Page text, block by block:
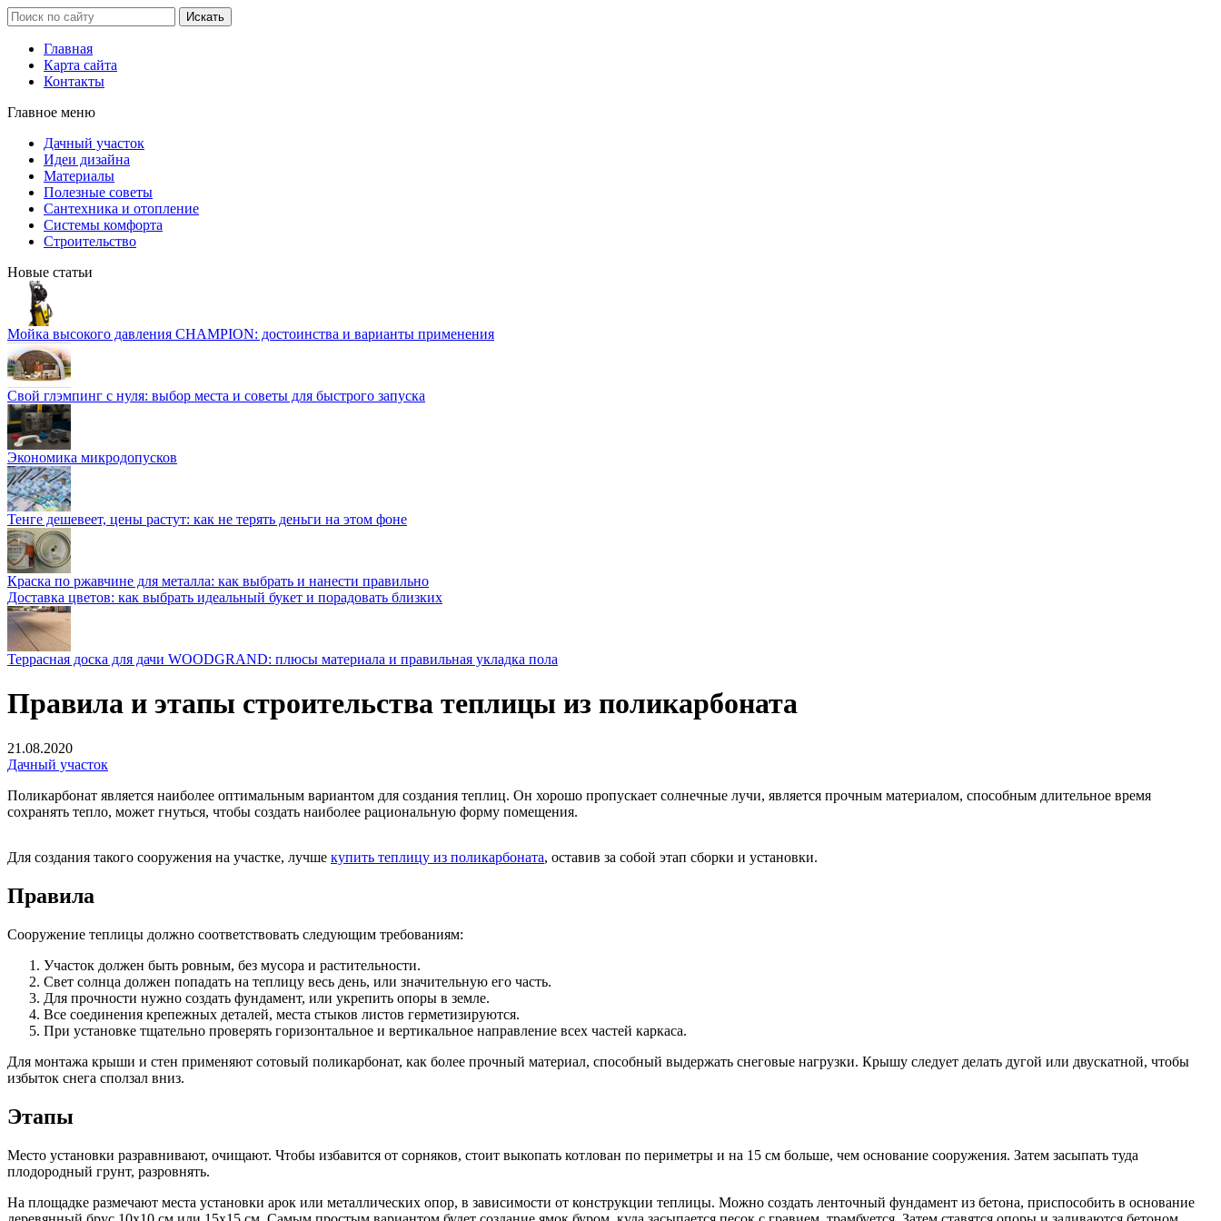
Главная
Карта сайта
Контакты
Главное меню
Дачный участок
Идеи дизайна
Материалы
Полезные советы
Сантехника и отопление
Системы комфорта
Строительство
Новые статьи
Мойка высокого давления CHAMPION: достоинства и варианты применения
Свой глэмпинг с нуля: выбор места и советы для быстрого запуска
Экономика микродопусков
Тенге дешевеет, цены растут: как не терять деньги на этом фоне
Краска по ржавчине для металла: как выбрать и нанести правильно
Доставка цветов: как выбрать идеальный букет и порадовать близких
Террасная доска для дачи WOODGRAND: плюсы материала и правильная укладка пола
Правила и этапы строительства теплицы из поликарбоната
21.08.2020
Дачный участок
Поликарбонат является наиболее оптимальным вариантом для создания теплиц. Он хорошо пропускает солнечные лучи, является прочным материалом, способным длительное время
сохранять тепло, может гнуться, чтобы создать наиболее рациональную форму помещения.
Для создания такого сооружения на участке, лучше купить теплицу из поликарбоната, оставив за собой этап сборки и установки.
Правила
Сооружение теплицы должно соответствовать следующим требованиям:
Участок должен быть ровным, без мусора и растительности.
Свет солнца должен попадать на теплицу весь день, или значительную его часть.
Для прочности нужно создать фундамент, или укрепить опоры в земле.
Все соединения крепежных деталей, места стыков листов герметизируются.
При установке тщательно проверять горизонтальное и вертикальное направление всех частей каркаса.
Для монтажа крыши и стен применяют сотовый поликарбонат, как более прочный материал, способный выдержать снеговые нагрузки. Крышу следует делать дугой или двускатной, чтобы
избыток снега сползал вниз.
Этапы
Место установки разравнивают, очищают. Чтобы избавится от сорняков, стоит выкопать котлован по периметры и на 15 см больше, чем основание сооружения. Затем засыпать туда
плодородный грунт, разровнять.
На площадке размечают места установки арок или металлических опор, в зависимости от конструкции теплицы. Можно создать ленточный фундамент из бетона, приспособить в основание